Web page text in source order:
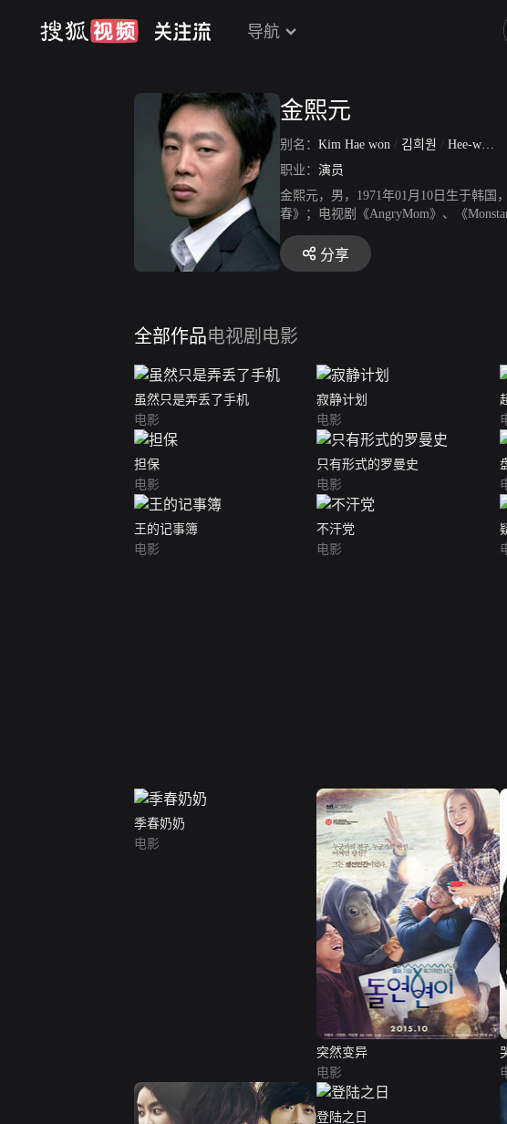
导航
金熙元
别名： Kim Hae won / 김희원 / Hee-won Kim
职业： 演员
金熙元，男，1971年01月10日生于韩
春》；电视剧《AngryMom》、《
分享
全部作品电视剧 电影
虽然只是弄丢了手机
电影
寂静计划
电影
担保
电影
只有形式的罗曼史
电影
王的记事簿
电影
不汗党
电影
季春奶奶
电影
突然变异
电影
登陆之日